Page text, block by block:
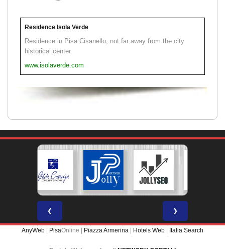
Residence Isola Verde
Residence in Pisa Cisanello, not far away from the city
historical center.
www.isolaverde.com
❮ ❯
AnyWeb PisaOnline | Piazza Armerina Hotels Web Italia Search